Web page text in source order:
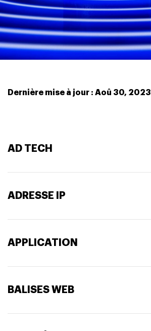
Dernière mise à jour : Aoû 30, 2023
AD TECH
ADRESSE IP
APPLICATION
BALISES WEB